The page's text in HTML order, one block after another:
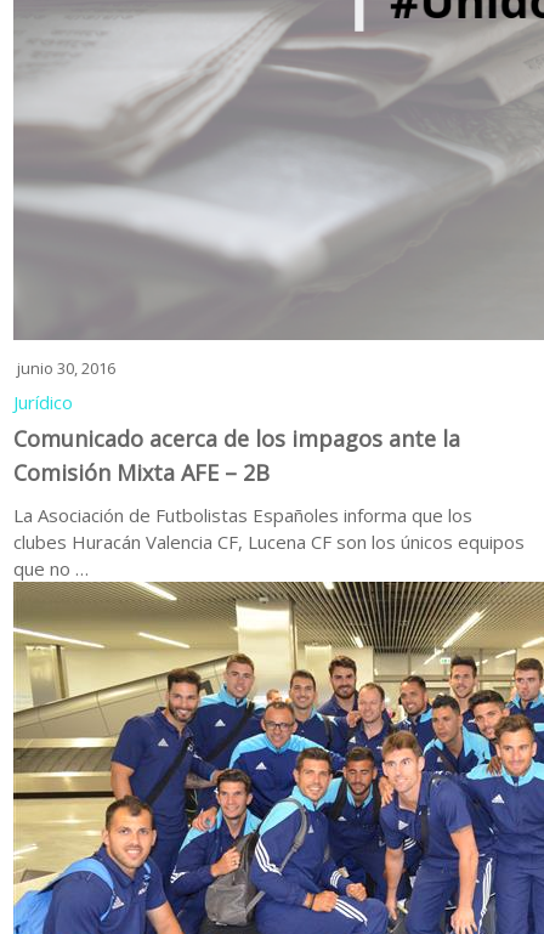
junio 30, 2016
Jurídico
Comunicado acerca de los impagos ante la
Comisión Mixta AFE – 2B
La Asociación de Futbolistas Españoles informa que los
clubes Huracán Valencia CF, Lucena CF son los únicos equipos
que no …